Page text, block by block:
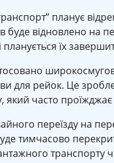
планує
буде відновлено на
їх
для рейок. Це
який часто
переїзду на
тимчасово
транспорту